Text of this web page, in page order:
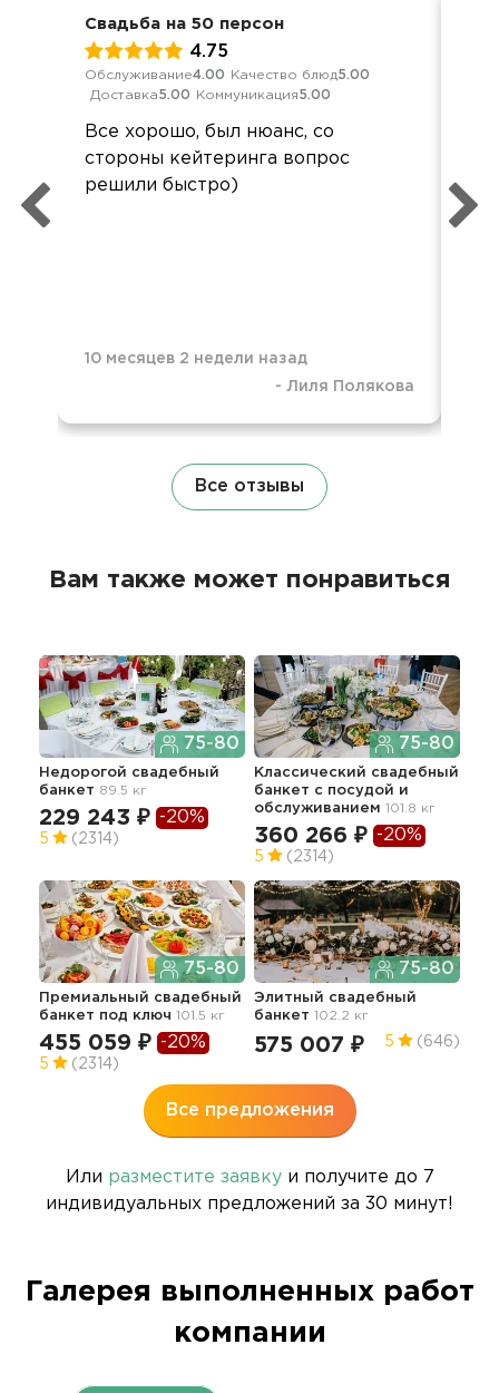
Свадьба на 50 персон
4.75
Обслуживание4.00 Качество блюд5.00
Доставка5.00 Коммуникация5.00
Все хорошо, был нюанс, со
стороны кейтеринга вопрос
решили быстро)
10 месяцев 2 недели назад
- Лиля Полякова
Все отзывы
Вам также может понравиться
75-80
Недорогой свадебный
банкет 89.5 кг
229 243 ₽ -20%
5 (2314)
75-80
Классический свадебный
банкет с посудой и
обслуживанием 101.8 кг
360 266 ₽ -20%
5 (2314)
75-80
Премиальный свадебный
банкет под ключ 101.5 кг
455 059 ₽ -20%
5 (2314)
75-80
Элитный свадебный
банкет 102.2 кг
575 007 ₽ 5 (646)
Все предложения
Или разместите заявкуи получите до 7
индивидуальных предложений за 30 минут!
Галерея выполненных работ
компании